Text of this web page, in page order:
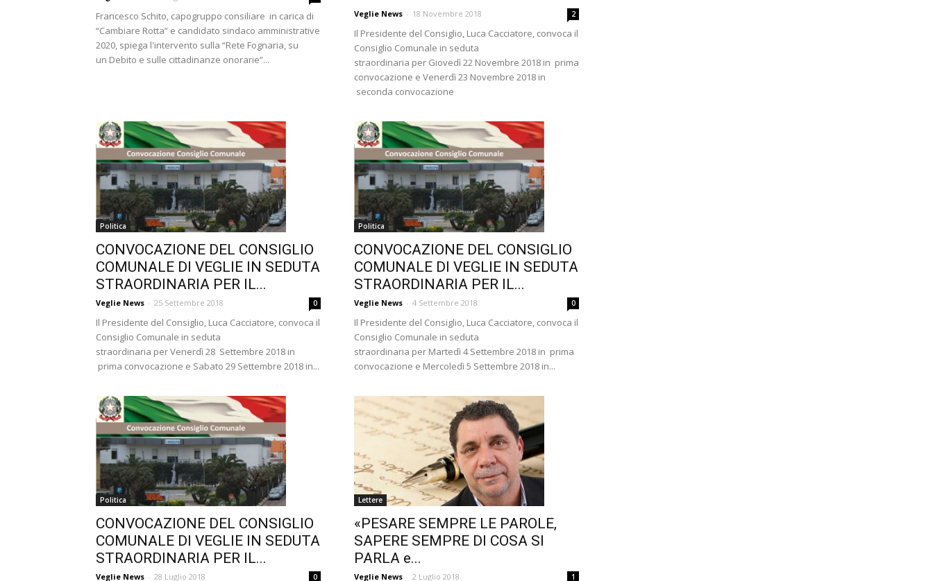
Francesco Schito, capogruppo consiliare in carica di
“Cambiare Rotta” e candidato sindaco amministrative
2020, spiega l'intervento sulla “Rete Fognaria, su
un Debito e sulle cittadinanze onorarie”...
Veglie News - 18 Novembre 2018 2
Il Presidente del Consiglio, Luca Cacciatore, convoca il
Consiglio Comunale in seduta
straordinaria per Giovedì 22 Novembre 2018 in prima
convocazione e Venerdì 23 Novembre 2018 in
seconda convocazione
Politica
CONVOCAZIONE DEL CONSIGLIO
COMUNALE DI VEGLIE IN SEDUTA
STRAORDINARIA PER IL...
Veglie News - 25 Settembre 2018 0
Il Presidente del Consiglio, Luca Cacciatore, convoca il
Consiglio Comunale in seduta
straordinaria per Venerdì 28 Settembre 2018 in
prima convocazione e Sabato 29 Settembre 2018 in...
Politica
CONVOCAZIONE DEL CONSIGLIO
COMUNALE DI VEGLIE IN SEDUTA
STRAORDINARIA PER IL...
Veglie News - 4 Settembre 2018 0
Il Presidente del Consiglio, Luca Cacciatore, convoca il
Consiglio Comunale in seduta
straordinaria per Martedì 4 Settembre 2018 in prima
convocazione e Mercoledì 5 Settembre 2018 in...
Politica
CONVOCAZIONE DEL CONSIGLIO
COMUNALE DI VEGLIE IN SEDUTA
STRAORDINARIA PER IL...
Veglie News - 28 Luglio 2018 0
Lettere
«PESARE SEMPRE LE PAROLE,
SAPERE SEMPRE DI COSA SI
PARLA e...
Veglie News - 2 Luglio 2018 1